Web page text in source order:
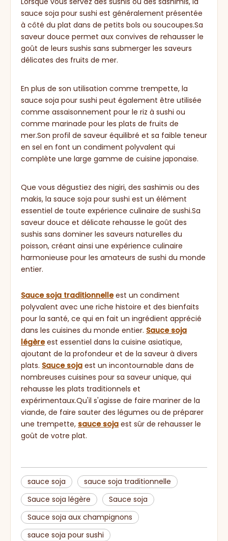
sauce soja pour sushi est généralement présentée
à côté du plat dans de petits bols ou soucoupes.Sa
saveur douce permet aux convives de rehausser le
goût de leurs sushis sans submerger les saveurs
délicates des fruits de mer.
En plus de son utilisation comme trempette, la
sauce soja pour sushi peut également être utilisée
comme assaisonnement pour le riz à sushi ou
comme marinade pour les plats de fruits de
mer.Son profil de saveur équilibré et sa faible teneur
en sel en font un condiment polyvalent qui
complète une large gamme de cuisine japonaise.
Que vous dégustiez des nigiri, des sashimis ou des
makis, la sauce soja pour sushi est un élément
essentiel de toute expérience culinaire de sushi.Sa
saveur douce et délicate rehausse le goût des
sushis sans dominer les saveurs naturelles du
poisson, créant ainsi une expérience culinaire
harmonieuse pour les amateurs de sushi du monde
entier.
Sauce soja traditionnelleest un condiment
polyvalent avec une riche histoire et des bienfaits
pour la santé, ce qui en fait un ingrédient apprécié
dans les cuisines du monde entier. Sauce soja
légèreest essentiel dans la cuisine asiatique,
ajoutant de la profondeur et de la saveur à divers
plats. Sauce soja est un incontournable dans de
nombreuses cuisines pour sa saveur unique, qui
rehausse les plats traditionnels et
expérimentaux.Qu'il s'agisse de faire mariner de la
viande, de faire sauter des légumes ou de préparer
une trempette, sauce soja est sûr de rehausser le
goût de votre plat.
sauce soja
sauce soja traditionnelle
Sauce soja légère
Sauce soja
Sauce soja aux champignons
sauce soja pour sushi